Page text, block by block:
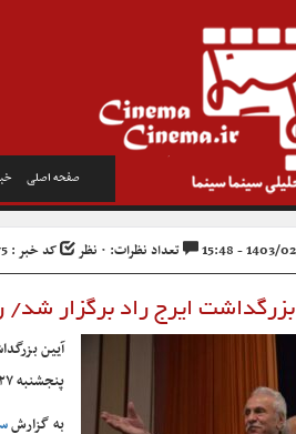
صفحه اصلی
تعداد نظرات: ۰ نظر کد خبر : 197075
بزرگداشت ایرج راد برگزار شد/
آیین
پنجشنبه ۲۷ اردیبهشت ۱۴۰۳ در فرهنگسرای ارسباران برگزار شد.
به گزارش